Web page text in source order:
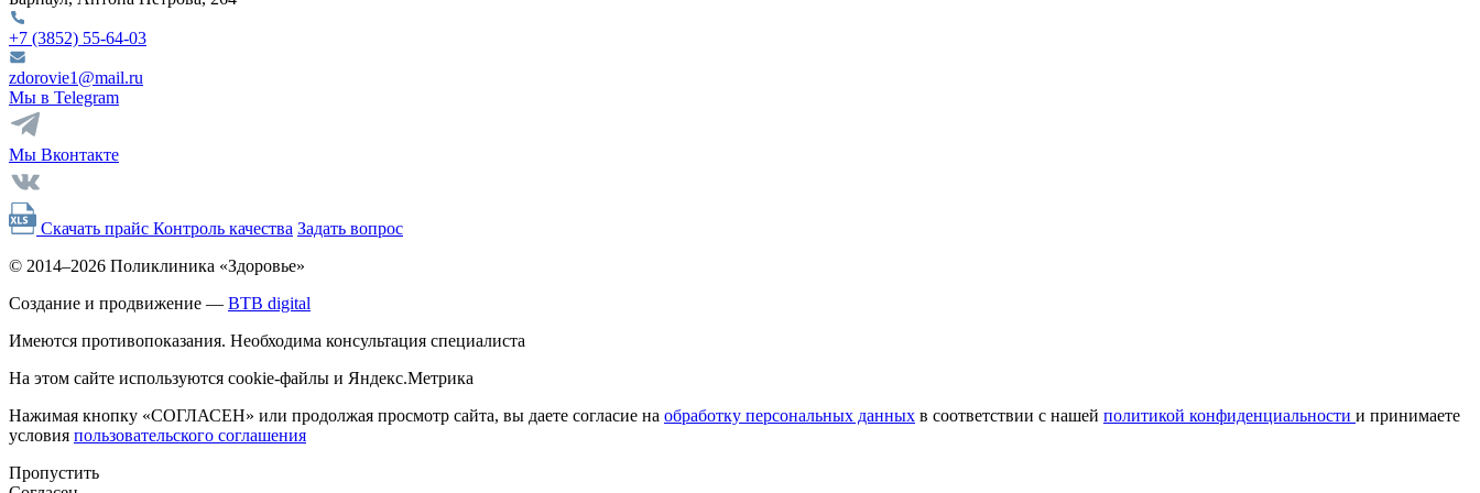
+7 (3852) 55-64-03
zdorovie1@mail.ru
Мы в Telegram
Мы Вконтакте
Скачать прайс Контроль качества Задать вопрос
© 2014–2026 Поликлиника «Здоровье»
Создание и продвижение — BTB digital
Имеются противопоказания. Необходима консультация специалиста
На этом сайте используются cookie-файлы и Яндекс.Метрика
Нажимая кнопку «СОГЛАСЕН» или продолжая просмотр сайта, вы даете согласие на обработку персональных данных в соответствии с нашей политикой конфиденциальности и принимаете
условия пользовательского соглашения
Пропустить